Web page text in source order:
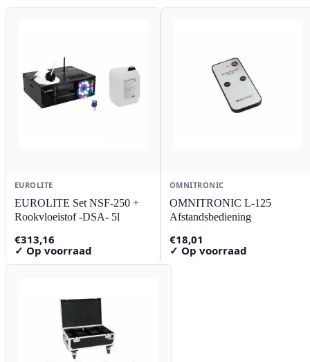
EUROLITE
EUROLITE Set NSF-250 +
Rookvloeistof -DSA- 5l
€313,16
✓ Op voorraad
OMNITRONIC
OMNITRONIC L-125
Afstandsbediening
€18,01
✓ Op voorraad